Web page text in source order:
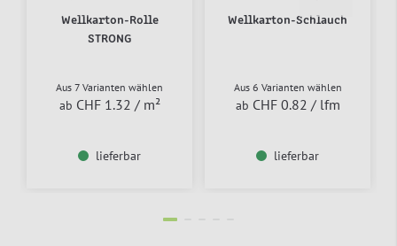
Wellkarton-Rolle
STRONG
Aus 7 Varianten wählen
ab CHF 1.32 / m²
lieferbar
Wellkarton-Schlauch
Aus 6 Varianten wählen
ab CHF 0.82 / lfm
lieferbar